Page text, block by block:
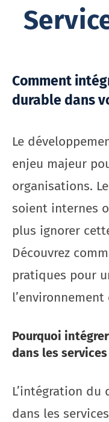
Comment
durable dans
Le
enjeu majeur
organisations.
soient internes
plus ignorer
Découvrez
pratiques pour
Pourquoi
dans les services
L’intégration
dans les